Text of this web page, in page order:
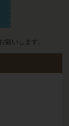
願いします。